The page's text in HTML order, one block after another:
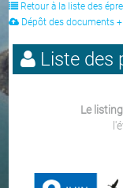
Retour à la liste des
Dépôt des documents +
Liste des
Le